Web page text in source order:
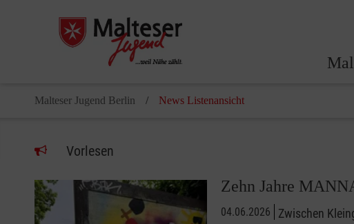
Malteser Jugend Berlin News Listenansicht
Vorlesen
Zehn Jahre
04.06.2026
Zwischen